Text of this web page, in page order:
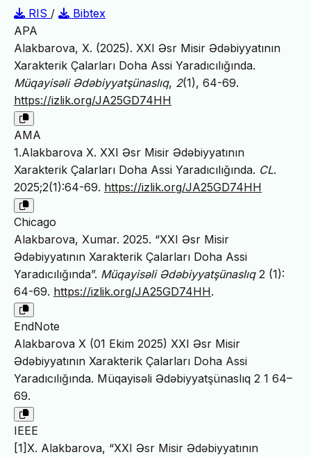
RIS /
Bibtex
APA
Alakbarova, X. (2025). XXI Əsr Misir Ədəbiyyatının
Xarakterik Çalarları Doha Assi Yaradıcılığında.
Müqayisəli Ədəbiyyatşünaslıq, 2(1), 64-69.
https://izlik.org/JA25GD74HH
AMA
1.Alakbarova X. XXI Əsr Misir Ədəbiyyatının
Xarakterik Çalarları Doha Assi Yaradıcılığında. CL.
2025;2(1):64-69. https://izlik.org/JA25GD74HH
Chicago
Alakbarova, Xumar. 2025. “XXI Əsr Misir
Ədəbiyyatının Xarakterik Çalarları Doha Assi
Yaradıcılığında”. Müqayisəli Ədəbiyyatşünaslıq2 (1):
64-69. https://izlik.org/JA25GD74HH.
EndNote
Alakbarova X (01 Ekim 2025) XXI Əsr Misir
Ədəbiyyatının Xarakterik Çalarları Doha Assi
Yaradıcılığında. Müqayisəli Ədəbiyyatşünaslıq 2 1 64–
69.
IEEE
[1]X. Alakbarova, “XXI Əsr Misir Ədəbiyyatının